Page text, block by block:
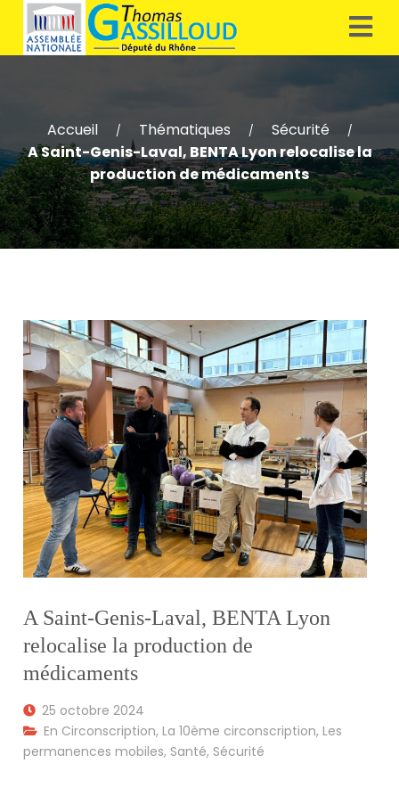
Accueil / Thématiques / Sécurité /
A Saint-Genis-Laval, BENTA Lyon relocalise la
production de médicaments
A Saint-Genis-Laval, BENTA Lyon
relocalise la production de
médicaments
25 octobre 2024
En Circonscription,La 10ème circonscription,Les
permanences mobiles, Santé, Sécurité